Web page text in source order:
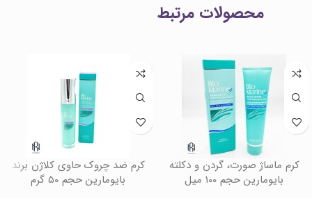
محصولات مرتبط
کرم ماساژ صورت، گردن و دکلته
بایومارین حجم 100 میل
کرم ضد چروک حاوی کلاژن برند
بایومارین حجم 50 گرم